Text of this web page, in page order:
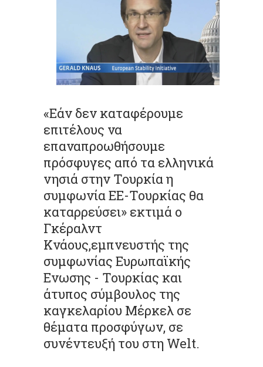
«Εάν δεν καταφέρουμε
επιτέλους να
επαναπροωθήσουμε
πρόσφυγες από τα ελληνικά
νησιά στην Τουρκία η
συμφωνία ΕΕ-Τουρκίας θα
καταρρεύσει» εκτιμά ο
Γκέραλντ
Κνάους,εμπνευστής της
συμφωνίας Ευρωπαϊκής
Ενωσης - Τουρκίας και
άτυπος σύμβουλος της
καγκελαρίου Μέρκελ σε
θέματα προσφύγων, σε
συνέντευξή του στη Welt.